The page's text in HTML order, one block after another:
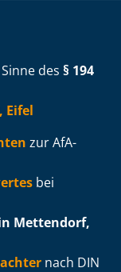
des § 194
Eifel
zur AfA-
bei
Mettendorf,
nach DIN